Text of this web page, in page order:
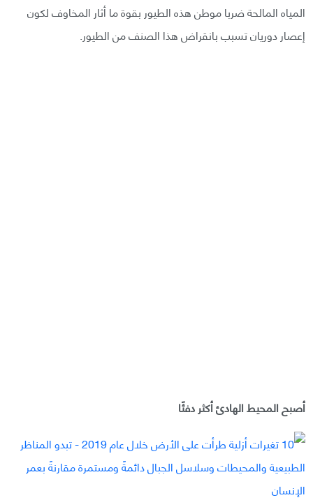
المياه المالحة ضربا موطن هذه الطيور بقوة ما أثار المخاوف لكون
إعصار دوريان تسبب بانقراض هذا الصنف من الطيور.
أصبح المحيط الهادئ أكثر دفئًا